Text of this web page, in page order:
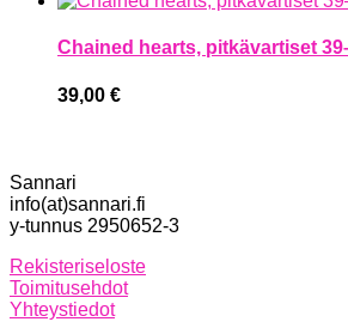
Chained hearts, pitkävartiset
39,00 €
Sannari
info(at)sannari.fi
y-tunnus 2950652-3
Rekisteriseloste
Toimitusehdot
Yhteystiedot